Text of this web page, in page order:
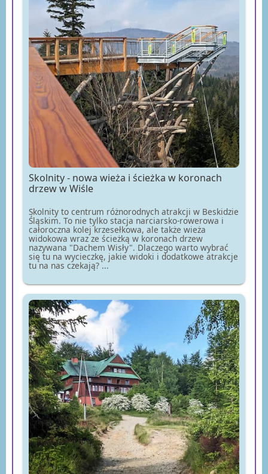
Skolnity - nowa wieża i ścieżka w koronach
drzew w Wiśle
Skolnity to centrum różnorodnych atrakcji w Beskidzie
Śląskim. To nie tylko stacja narciarsko-rowerowa i
całoroczna kolej krzesełkowa, ale także wieża
widokowa wraz ze ścieżką w koronach drzew
nazywana "Dachem Wisły". Dlaczego warto wybrać
się tu na wycieczkę, jakie widoki i dodatkowe atrakcje
tu na nas czekają? ...